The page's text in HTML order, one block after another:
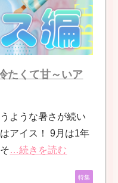
たくて甘～いア
ような暑さが続い
アイス！ 9月は1年
…続きを読む
特集